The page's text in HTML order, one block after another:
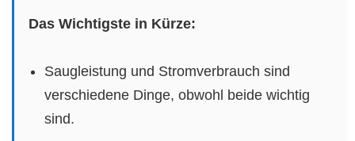
Das Wichtigste in Kürze:
Saugleistung und Stromverbrauch sind
verschiedene Dinge, obwohl beide wichtig
sind.